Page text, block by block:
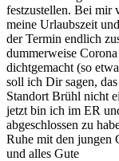
festzustellen. Bei mir
meine Urlaubszeit
der Termin endlich
dummerweise
dichtgemacht (so
soll ich Dir sagen,
Standort Brühl nicht
jetzt bin ich im ER
abgeschlossen zu
Ruhe mit den jungen
und alles Gute